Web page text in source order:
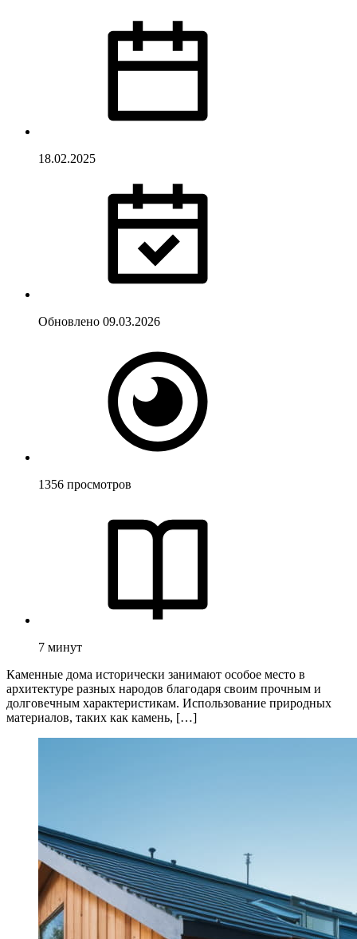
18.02.2025
Обновлено 09.03.2026
1356 просмотров
7 минут
Каменные дома исторически занимают особое место в
архитектуре разных народов благодаря своим прочным и
долговечным характеристикам. Использование природных
материалов, таких как камень, […]